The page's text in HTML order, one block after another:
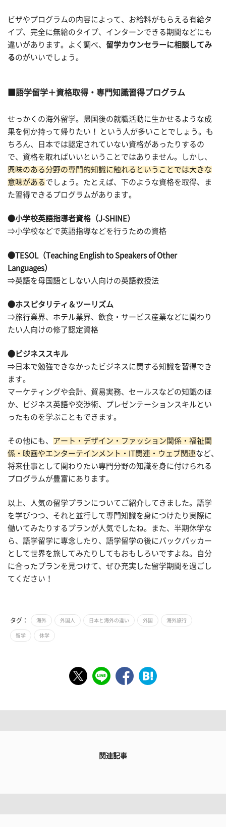
ビザやプログラムの内容によって、お給料がもらえる有給タ
イプ、完全に無給のタイプ、インターンできる期間などにも
違いがあります。よく調べ、 留学カウンセラーに相談してみ
るのがいいでしょう。
語学留学＋資格取得・専門知識習得プログラム
せっかくの海外留学。帰国後の就職活動に生かせるような成
果を何か持って帰りたい！ という人が多いことでしょう。も
ちろん、日本では認定されていない資格があったりするの
で、資格を取ればいいということではありません。しかし、
興味のある分野の専門的知識に触れるということでは大きな
意味がある でしょう。たとえば、下のような資格を取得、ま
た習得できるプログラムがあります。
●小学校英語指導者資格（J-SHINE）
⇒小学校などで英語指導などを行うための資格
●TESOL（Teaching English to Speakers of Other
Languages）
⇒英語を母国語としない人向けの英語教授法
●ホスピタリティ＆ツーリズム
⇒旅行業界、ホテル業界、飲食・サービス産業などに関わり
たい人向けの修了認定資格
●ビジネススキル
⇒日本で勉強できなかったビジネスに関する知識を習得でき
ます。
マーケティングや会計、貿易実務、セールスなどの知識のほ
か、ビジネス英語や交渉術、プレゼンテーションスキルとい
ったものを学ぶこともできます。
その他にも、 アート・デザイン・ファッション関係・福祉関
係・映画やエンターテインメント・IT関連・ウェブ関連など、
将来仕事として関わりたい専門分野の知識を身に付けられる
プログラムが豊富にあります。
以上、人気の留学プランについてご紹介してきました。語学
を学びつつ、それと並行して専門知識を身につけたり実際に
働いてみたりするプランが人気でしたね。また、半期休学な
ら、語学留学に専念したり、語学留学の後にバックパッカー
として世界を旅してみたりしてもおもしろいですよね。自分
に合ったプランを見つけて、ぜひ充実した留学期間を過ごし
てください！
タグ： 海外 外国人 日本と海外の違い 外国 海外旅行
留学 休学
関連記事